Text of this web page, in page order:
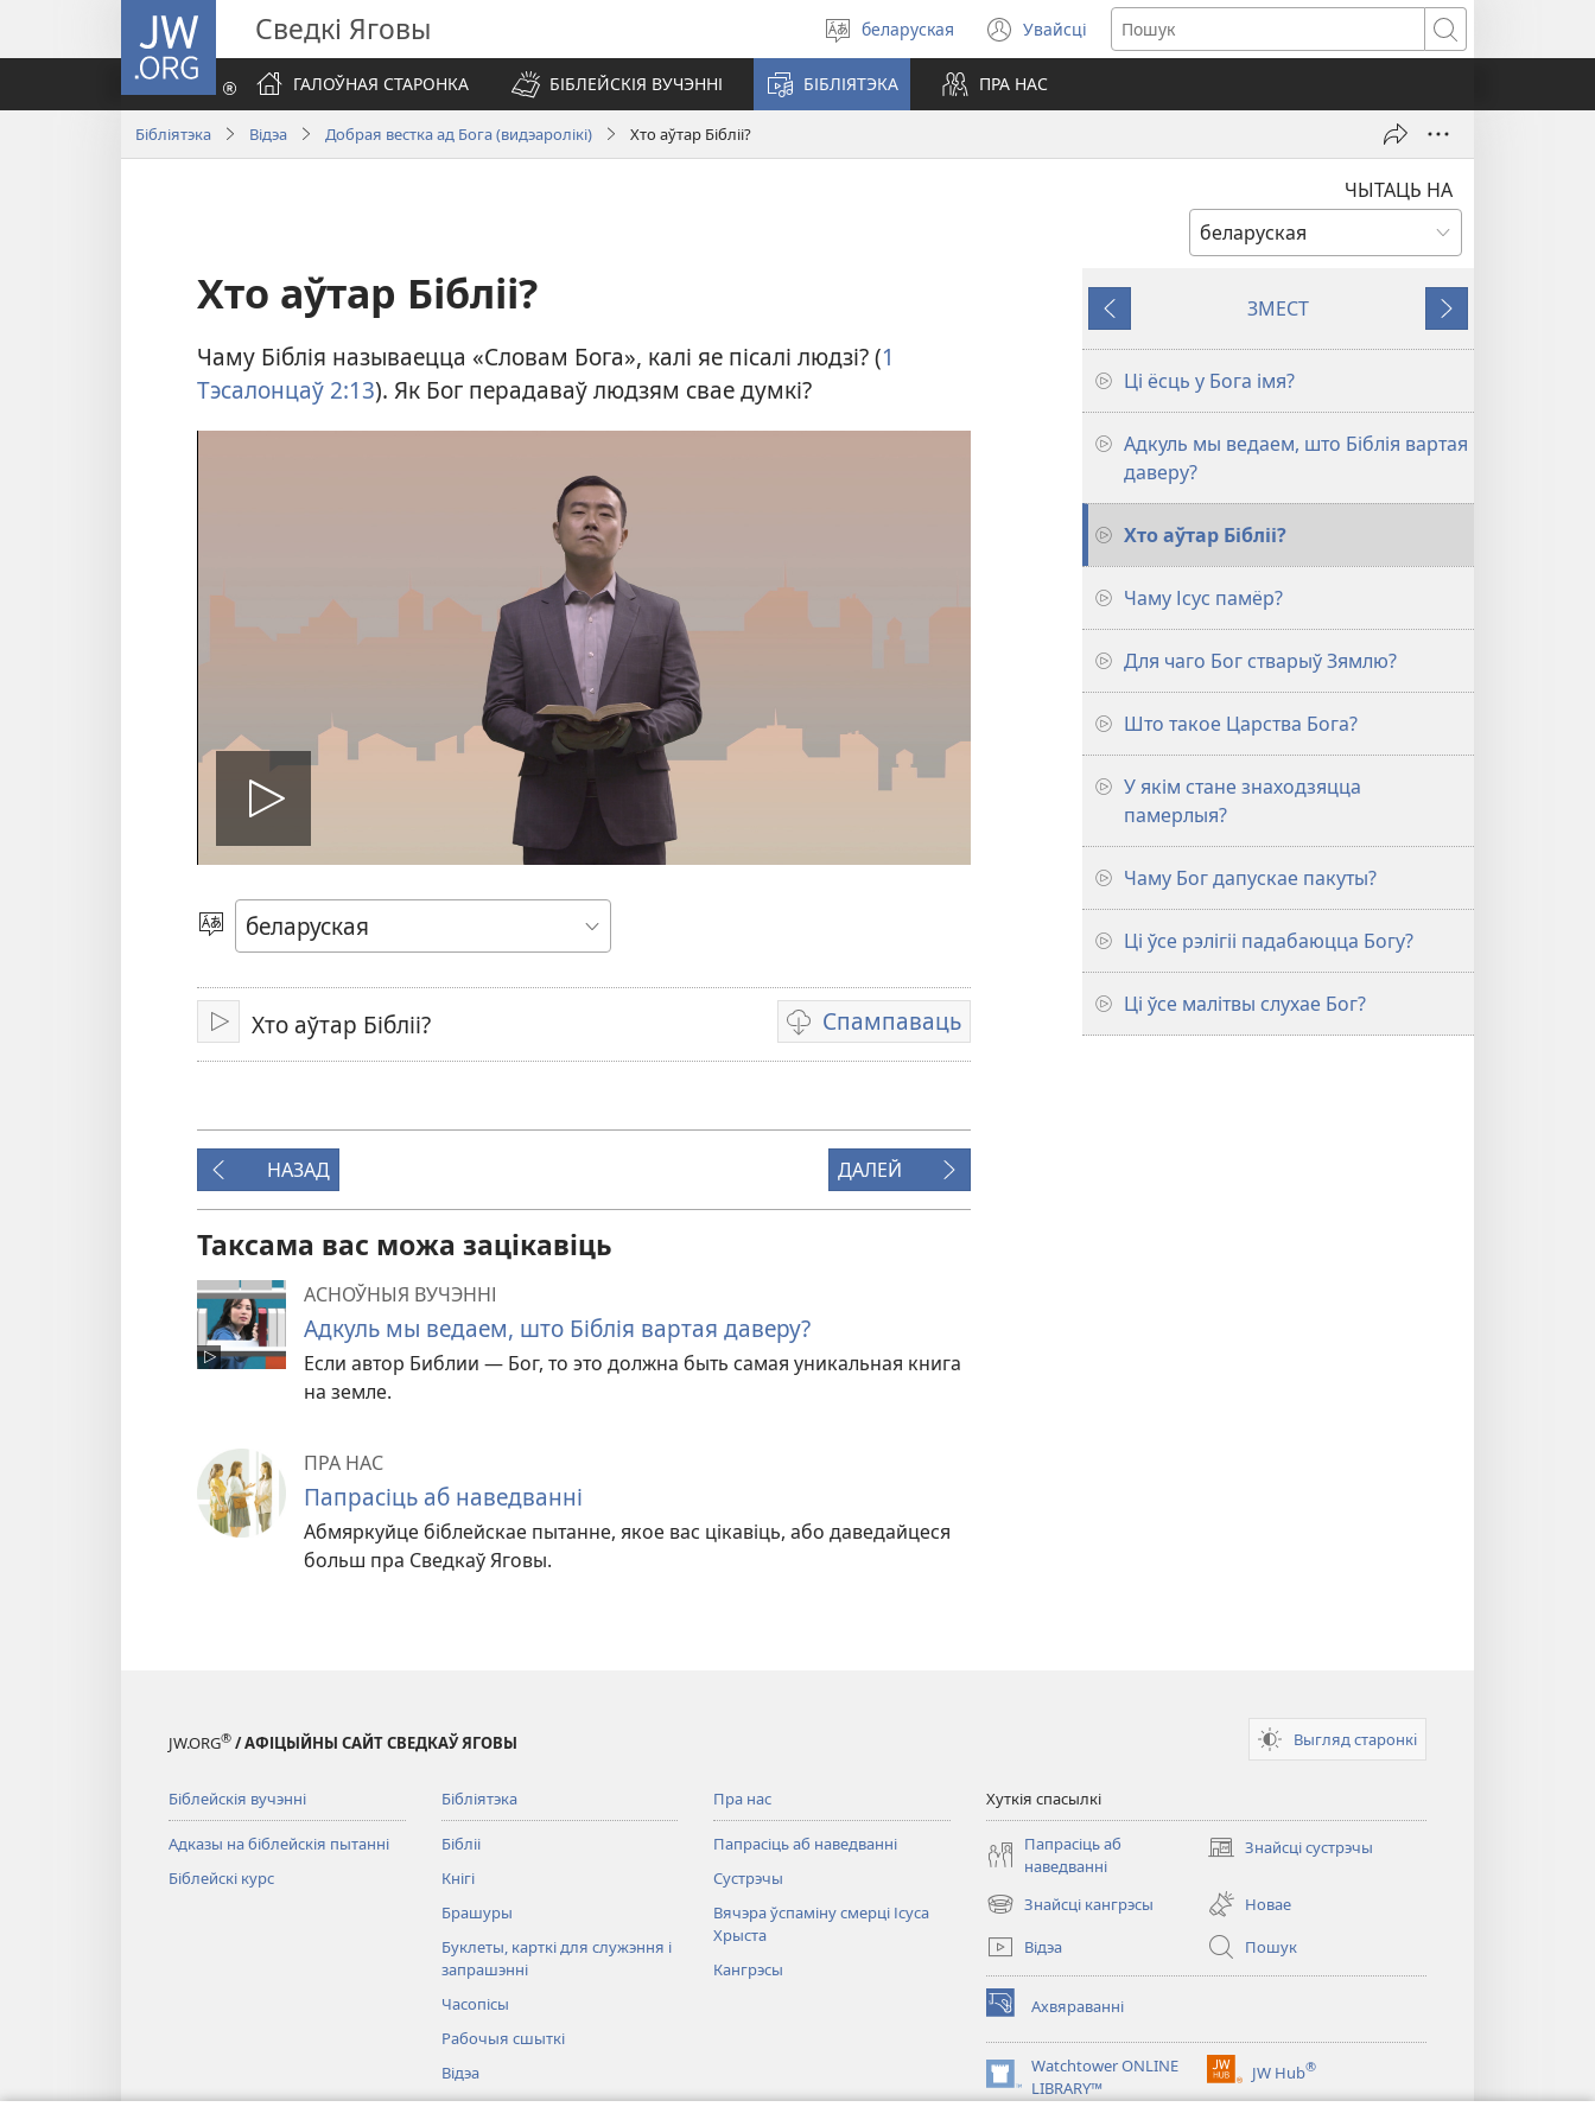
JW.ORG Сведкі Яговы
Выбраць
мову
беларуская Увайсці
(opens
new
window)
Пошук
ГАЛОЎНАЯ СТАРОНКА
БІБЛЕЙСКІЯ ВУЧЭННІ БІБЛІЯТЭКА ПРА НАС
Бібліятэка Відэа Добрая вестка ад Бога (видэаролікі) Хто аўтар Бібліі?
ЧЫТАЦЬ НА
Хто аўтар Бібліі?
Чаму Біблія называецца «Словам Бога», калі яе пісалі людзі? (1
Тэсалонцаў 2:13). Як Бог перадаваў людзям свае думкі?
Play
video
Выбраць
мову
Прайграць
Хто аўтар Бібліі? Спампаваць
Варыянты
загрузкі
НАЗАД ДАЛЕЙ
Таксама вас можа зацiкавiць
АСНОЎНЫЯ ВУЧЭННІ
Адкуль мы ведаем, што Біблія вартая даверу?
Если автор Библии — Бог, то это должна быть самая уникальная книга
на земле.
ПРА НАС
Папрасіць аб наведванні
Абмяркуйце біблейскае пытанне, якое вас цікавіць, або даведайцеся
больш пра Сведкаў Яговы.
НАЗАД
ЗМЕСТ
ДАЛЕЙ
Ці ёсць у Бога імя?
Адкуль мы ведаем, што Біблія вартая
даверу?
Хто аўтар Бібліі?
Чаму Ісус памёр?
Для чаго Бог стварыў Зямлю?
Што такое Царства Бога?
У якім стане знаходзяцца
памерлыя?
Чаму Бог дапускае пакуты?
Ці ўсе рэлігіі падабаюцца Богу?
Ці ўсе малітвы слухае Бог?
JW.ORG® / АФІЦЫЙНЫ САЙТ СВЕДКАЎ ЯГОВЫ Выгляд старонкi
Біблейскія вучэнні
Адказы на біблейскія пытанні
Біблейскі курс
Бібліятэка
Бібліі
Кнігі
Брашуры
Буклеты, карткі для служэння і
запрашэнні
Часопісы
Рабочыя сшыткі
Відэа
Музыка
Пра нас
Папрасіць аб наведванні
Сустрэчы
Вячэра ўспаміну смерці Ісуса
Хрыста
Кангрэсы
Хуткія спасылкі
Папрасіць аб
наведванні
Знайсці сустрэчы
(opens
window)
Знайсці кангрэсы
(opens
new
window)
Новае
Відэа
Пошук
Ахвяраванні
(opens
new
window)Watchtower ONLINE
LIBRARY™
(opens
JW Hub®
(opens
new